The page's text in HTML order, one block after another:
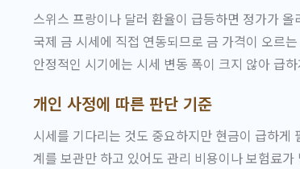
스위스 프랑이나 달러 환율이 급등하면 정가가
국제 금 시세에 직접 연동되므로 금 가격이 오르
안정적인 시기에는 시세 변동 폭이 크지 않아 급
개인 사정에 따른 판단 기준
시세를 기다리는 것도 중요하지만 현금이 급하
계를 보관만 하고 있어도 관리 비용이나 보험료